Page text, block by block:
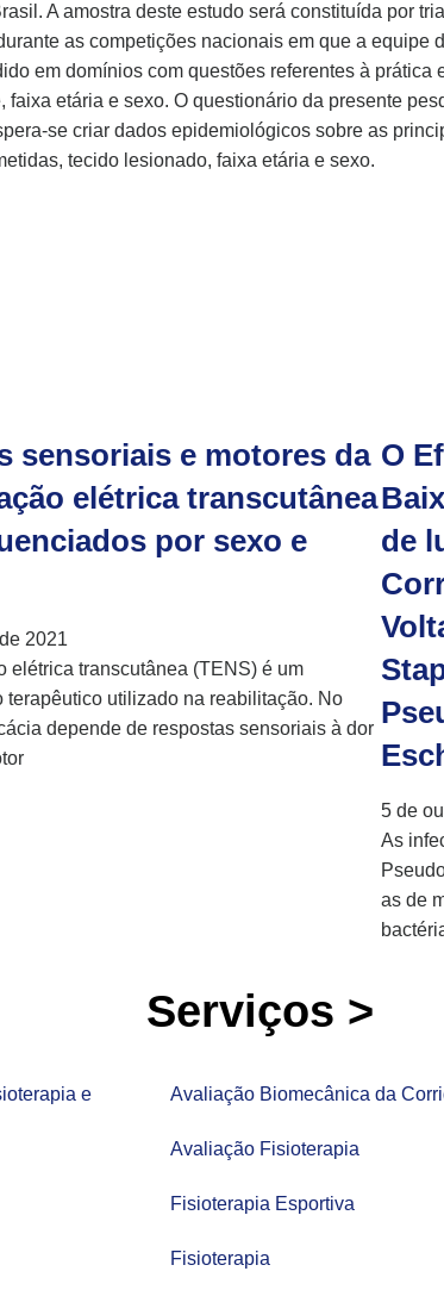
A amostra deste estudo será constituída por
as competições nacionais em que a equipe
em domínios com questões referentes à
etária e sexo. O questionário da presente
se criar dados epidemiológicos sobre as
tecido lesionado, faixa etária e sexo.
sensoriais e motores da
elétrica transcutânea
por sexo e
2021
elétrica transcutânea (TENS) é um
terapêutico utilizado na reabilitação. No
depende de respostas sensoriais à dor
O
de
5 de
As
as de
e
Serviços >
Avaliação Biomecânica da
Avaliação Fisioterapia
Fisioterapia Esportiva
Fisioterapia